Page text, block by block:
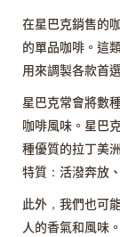
在星巴克銷售的
的單品咖啡。這
用來調製各款首
星巴克常會將數
咖啡風味。星巴
種優質的拉丁美
特質：活潑奔放
此外，我們也可
人的香氣和風味